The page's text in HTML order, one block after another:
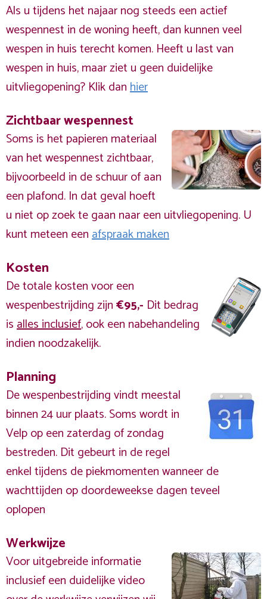
Als u tijdens het najaar nog steeds een actief
wespennest in de woning heeft, dan kunnen veel
wespen in huis terecht komen. Heeft u last van
wespen in huis, maar ziet u geen duidelijke
uitvliegopening? Klik danhier
Zichtbaar wespennest
Soms is het papieren materiaal
van het wespennest zichtbaar,
bijvoorbeeld in de schuur of aan
een plafond. In dat geval hoeft
u niet op zoek te gaan naar een uitvliegopening. U
kunt meteen eenafspraak maken
Kosten
De totale kosten voor een
wespenbestrijding zijn€95,- Dit bedrag
isalles inclusief, ook een nabehandeling
indien noodzakelijk.
Planning
De wespenbestrijding vindt meestal
binnen 24 uur plaats. Soms wordt in
Velp op een zaterdag of zondag
bestreden. Dit gebeurt in de regel
enkel tijdens de piekmomenten wanneer de
wachttijden op doordeweekse dagen teveel
oplopen
Werkwijze
Voor uitgebreide informatie
inclusief een duidelijke video